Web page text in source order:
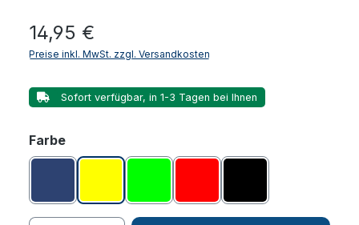
Regulärer Preis:
14,95 €
Preise inkl. MwSt. zzgl. Versandkosten
Sofort verfügbar, in 1-3 Tagen bei Ihnen
Farbeauswählen